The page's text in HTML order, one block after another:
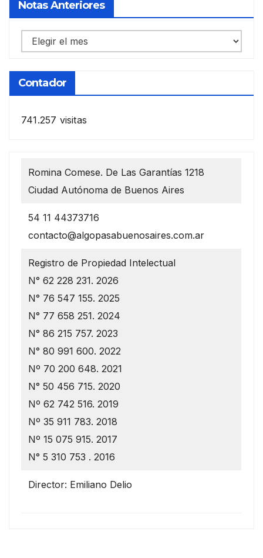
Notas Anteriores
Notas
anteriores
Contador
741.257 visitas
Romina Comese. De Las Garantías 1218
Ciudad Autónoma de Buenos Aires
54 11 44373716
contacto@algopasabuenosaires.com.ar
Registro de Propiedad Intelectual
N° 62 228 231. 2026
N° 76 547 155. 2025
N° 77 658 251. 2024
N° 86 215 757. 2023
N° 80 991 600. 2022
Nº 70 200 648. 2021
N° 50 456 715. 2020
Nº 62 742 516. 2019
Nº 35 911 783. 2018
Nº 15 075 915. 2017
N° 5 310 753 . 2016
Director: Emiliano Delio